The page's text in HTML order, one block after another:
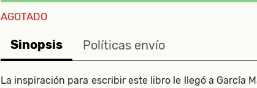
AGOTADO
Sinopsis Políticas envío
La inspiración para escribir este libro le llegó a García